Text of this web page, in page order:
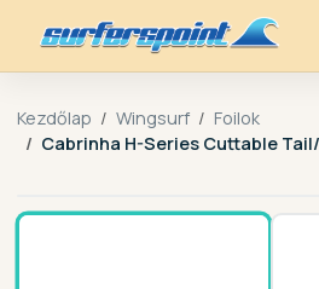
Kezdőlap Wingsurf
Foilok
Cabrinha H-Series Cuttable